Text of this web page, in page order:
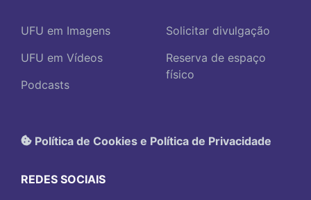
UFU em Imagens
UFU em Vídeos
Podcasts
Solicitar divulgação
Reserva de espaço
físico
Política de Cookies e Política de Privacidade
REDES SOCIAIS